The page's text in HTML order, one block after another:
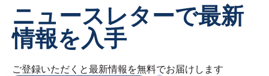
ニュースレターで最新
情報を入手
ご登録いただくと最新情報を無料でお届けします